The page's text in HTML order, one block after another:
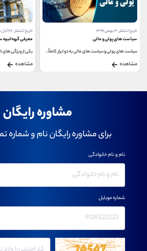
تاریخ انتشار : ۲۶ آبان ۱۴۰۰
معرفی گروه انبوه سازی املاک و مستغلات
یکی از ویژگی های خوب بازار سرمایه ایران، وجود...
مشاهده
تاریخ انتشار : ۲۱ آذر ۱۴۰۰
معرفی گروه خرده
خرید از مراکز و
مشاهده
مشاوره رایگان
برای مشاوره رایگان نام و شماره
نام و نام خانوادگی
شماره موبایل